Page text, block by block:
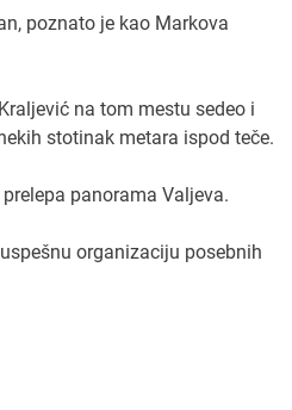
poznato je kao Markova
na tom mestu sedeo i
stotinak metara ispod teče.
panorama Valjeva.
organizaciju posebnih